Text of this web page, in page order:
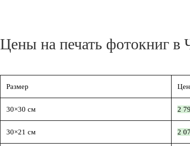
Цены на печать фотокниг в
Размер
30×30 см 2
30×21 см 2